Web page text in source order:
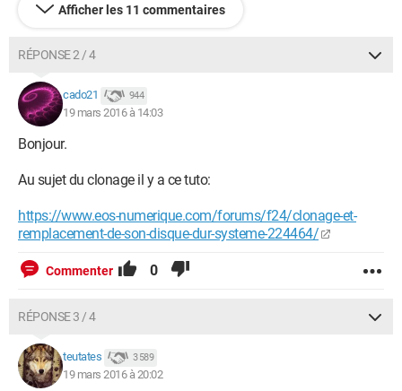
Afficher les 11 commentaires
RÉPONSE 2 / 4
cado21 944
19 mars 2016 à 14:03
Bonjour.
Au sujet du clonage il y a ce tuto:
https://www.eos-numerique.com/forums/f24/clonage-et-
remplacement-de-son-disque-dur-systeme-224464/
Commenter 0
RÉPONSE 3 / 4
teutates 3 589
19 mars 2016 à 20:02